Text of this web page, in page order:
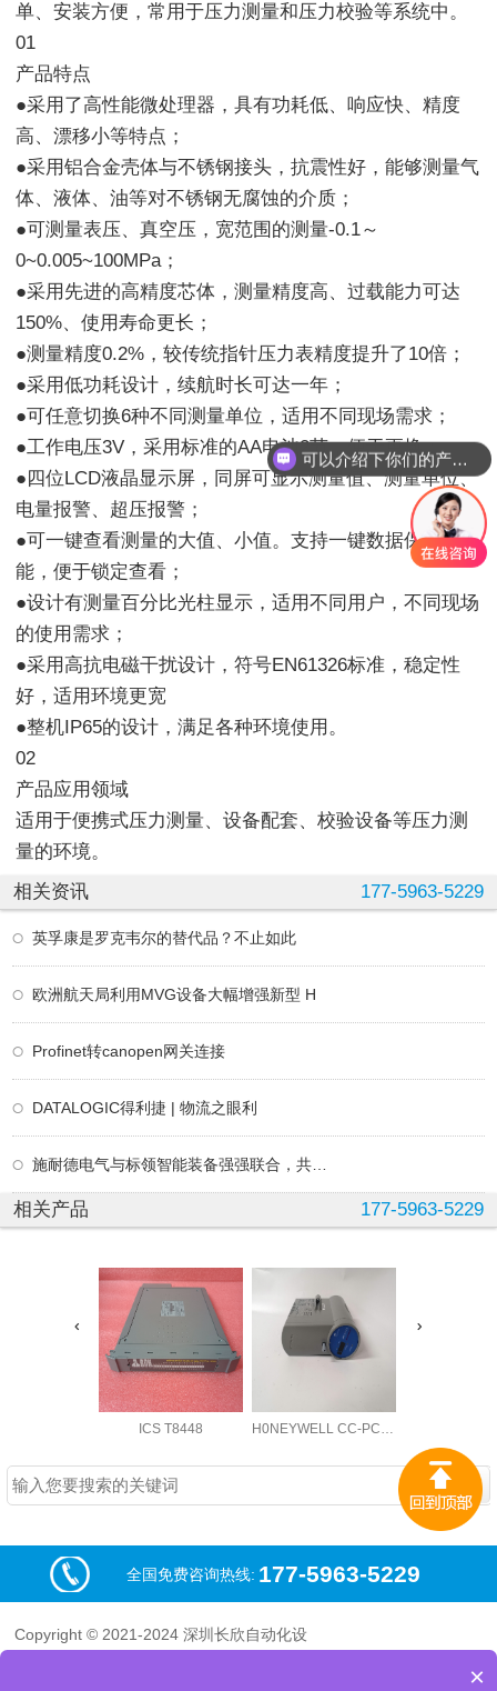
单、安装方便，常用于压力测量和压力校验等系统中。
01
产品特点
●采用了高性能微处理器，具有功耗低、响应快、精度
高、漂移小等特点；
●采用铝合金壳体与不锈钢接头，抗震性好，能够测量气
体、液体、油等对不锈钢无腐蚀的介质；
●可测量表压、真空压，宽范围的测量-0.1～
0~0.005~100MPa；
●采用先进的高精度芯体，测量精度高、过载能力可达
150%、使用寿命更长；
●测量精度0.2%，较传统指针压力表精度提升了10倍；
●采用低功耗设计，续航时长可达一年；
●可任意切换6种不同测量单位，适用不同现场需求；
●工作电压3V，采用标准的AA电池2节，便于更换；
●四位LCD液晶显示屏，同屏可显示测量值、测量单位、
电量报警、超压报警；
●可一键查看测量的大值、小值。支持一键数据保持功
能，便于锁定查看；
●设计有测量百分比光柱显示，适用不同用户，不同现场
的使用需求；
●采用高抗电磁干扰设计，符号EN61326标准，稳定性
好，适用环境更宽
●整机IP65的设计，满足各种环境使用。
02
产品应用领域
适用于便携式压力测量、设备配套、校验设备等压力测
量的环境。
相关资讯
177-5963-5229
英孚康是罗克韦尔的替代品？不止如此
欧洲航天局利用MVG设备大幅增强新型 H
Profinet转canopen网关连接
DATALOGIC得利捷 | 物流之眼利
施耐德电气与标领智能装备强强联合，共创电
相关产品 177-5963-5229
ICS T8448 H0NEYWELL CC-PCNT02
全国免费咨询热线: 177-5963-5229
Copyright © 2021-2024 深圳长欣自动化设
可以介绍下你们的产品么
×